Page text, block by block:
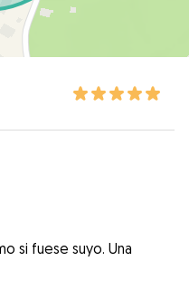
si fuese suyo. Una